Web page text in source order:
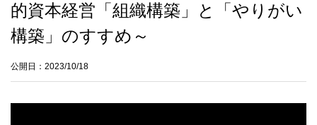
的資本経営「組織構築」と「やりがい
構築」のすすめ～
公開日：2023/10/18